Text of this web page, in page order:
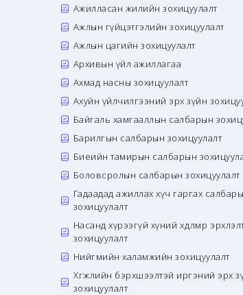
Ажилласан жилийн зохицуулалт
Ажлын гүйцэтгэлийн зохицуулалт
Ажлын цагийн зохицуулалт
Архивын үйл ажиллагаа
Ахмад насны зохицуулалт
Ахуйн үйлчилгээний эрх зүйн
Байгаль хамгааллын салбарын
Барилгын салбарын зохицуулалт
Биеийн тамирын салбарын
Боловсролын салбарын зохицуулалт
Гадаадад ажиллах хүч гаргах
зохицуулалт
Насанд хүрээгүй хүний хөдөлмөр
зохицуулалт
Нийгмийн халамжийн зохицуулалт
Хөгжлийн бэрхшээлтэй иргэний эрх
зохицуулалт